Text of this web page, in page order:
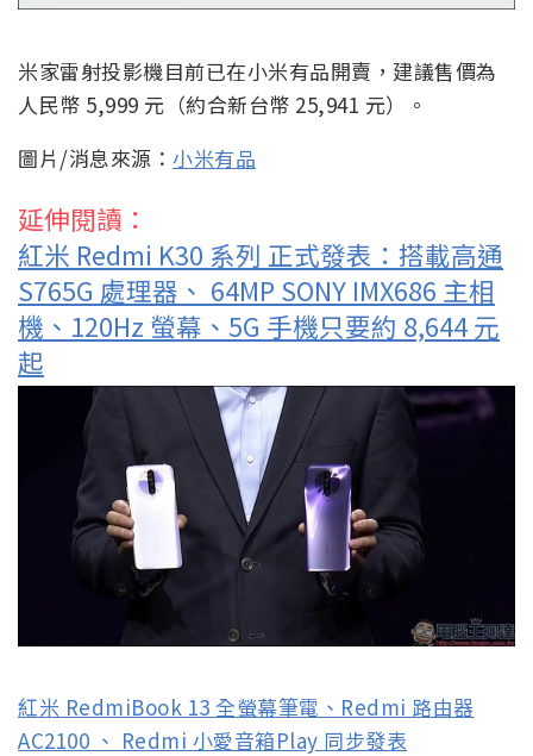
米家雷射投影機目前已在小米有品開賣，建議售價為
人民幣 5,999 元（約合新台幣 25,941 元）。
圖片/消息來源： 小米有品
延伸閱讀：
紅米 Redmi K30 系列 正式發表：搭載高通
S765G 處理器、 64MP SONY IMX686 主相
機、120Hz 螢幕、5G 手機只要約 8,644 元
起
紅米 RedmiBook 13 全螢幕筆電、Redmi 路由器
AC2100 、 Redmi 小愛音箱Play 同步發表